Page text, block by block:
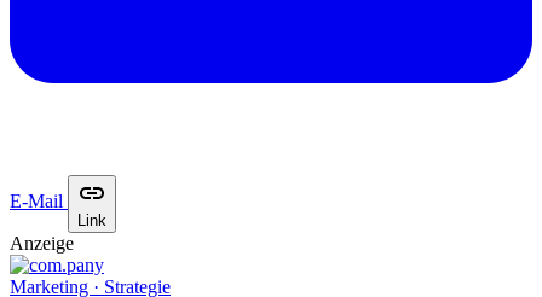
E-Mail
Link
Anzeige
Marketing · Strategie